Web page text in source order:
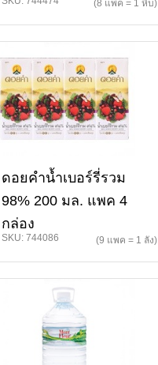
(8 แพ็ค = 1 หีบ)
ดอยคำน้ำเบอร์รี่รวม
98% 200 มล. แพค 4
กล่อง
SKU: 744086 (9 แพค = 1 ลัง)